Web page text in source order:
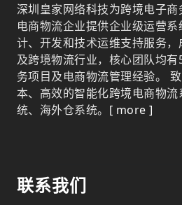
深圳皇家网络科技为跨境电子
电商物流企业提供企业级运营
计、开发和技术运维支持服务
及跨境物流行业，核心团队均
务项目及电商物流管理经验。
本、高效的智能化跨境电商物
统、海外仓系统。 [ more ]
联系我们